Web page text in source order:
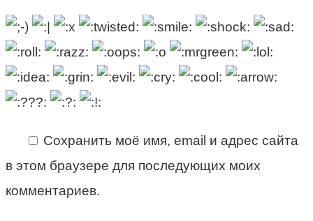
Сохранить моё имя, email и адрес сайта
в этом браузере для последующих моих
комментариев.